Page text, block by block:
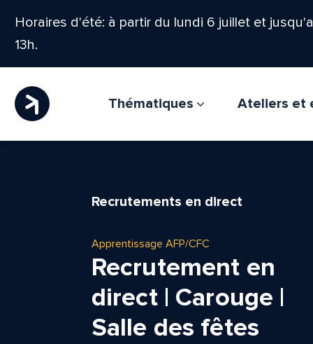
Horaires d'été: à partir du lundi 6 juillet et
13h.
Thématiques Ateliers et
Recrutements en direct
Apprentissage AFP/CFC
Recrutement en
direct | Carouge |
Salle des fêtes